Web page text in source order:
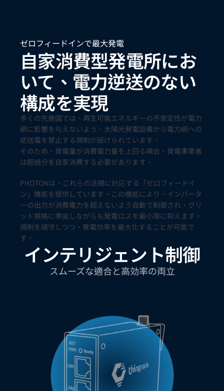
ゼロフィードインで最大発電
自家消費型発電所にお
いて、電力逆送のない
構成を実現
多くの先進国では、再生可能エネルギーの不安定性が電力
網に影響を与えないよう、太陽光発電設備から電力網への
逆送電を禁止する規制が設けられています。
そのため、発電量が消費電力量を上回る場合、発電事業者
は超過分を自家消費する必要があります。
PHOTONは、これらの法規に対応する「ゼロフィードイ
ン」機能を提供しています。この機能により、インバータ
ーの出力が消費電力を超えないよう自動で制御され、グリ
ッド規格に準拠しながらも発電ロスを最小限に抑えます。
規制を順守しつつ、発電効率を最大化することが可能で
す。
インテリジェント制御
スムーズな適合と高効率の両立